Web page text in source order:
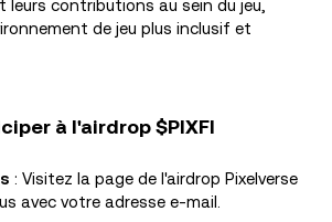
leurs contributions au sein du jeu,
de jeu plus inclusif et
à l'airdrop $PIXFI
: Visitez la page de l'airdrop Pixelverse
avec votre adresse e-mail.